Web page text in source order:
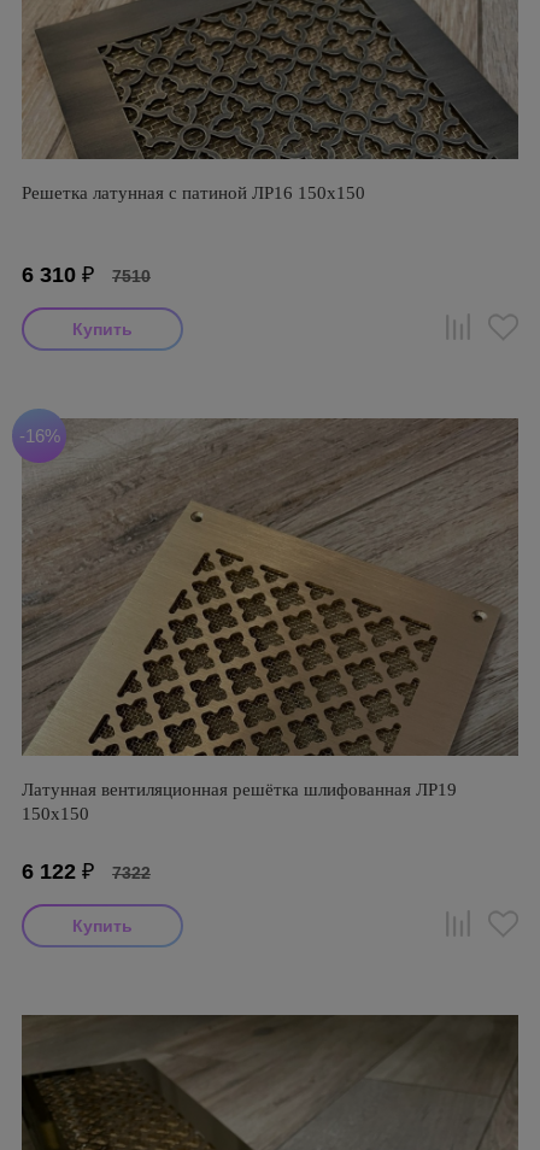
Решетка латунная с патиной ЛР16 150х150
6 310 ₽ 7510
-16%
Латунная вентиляционная решётка шлифованная ЛР19
150х150
6 122 ₽ 7322